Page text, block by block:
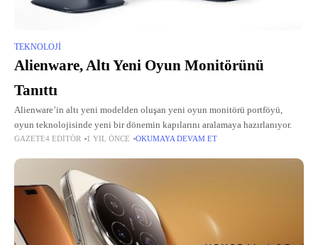
TEKNOLOJI
Alienware, Altı Yeni Oyun Monitörünü
Tanıttı
Alienware’in altı yeni modelden oluşan yeni oyun monitörü portföyü,
oyun teknolojisinde yeni bir dönemin kapılarını aralamaya hazırlanıyor.
GAZETE4 EDITÖR 1 YIL ÖNCE OKUMAYA DEVAM ET